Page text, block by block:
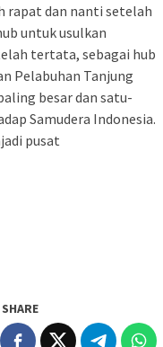
rapat dan nanti setelah
untuk usulkan
tertata, sebagai hub
Pelabuhan Tanjung
besar dan satu-
Samudera Indonesia.
pusat
SHARE